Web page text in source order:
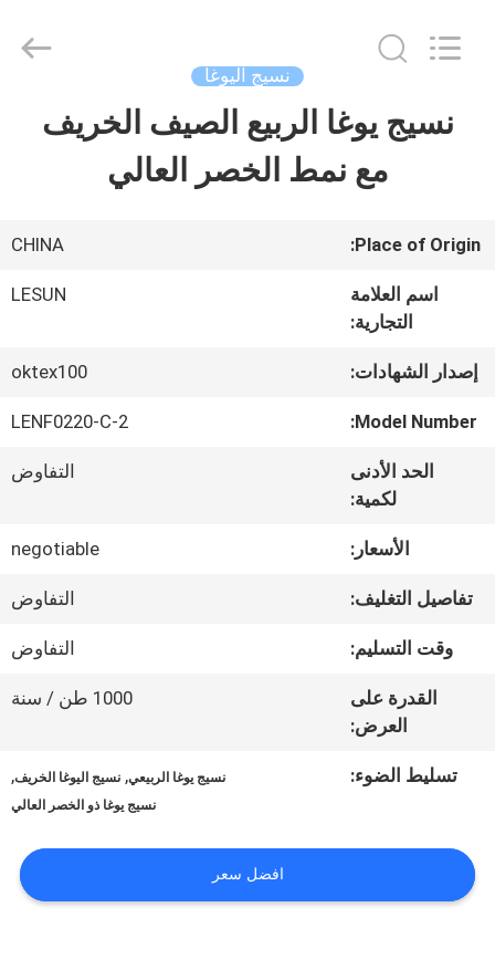
الصفحة
الرئيسية
منتجات
معلومات
عنا
جولة
المعمل
مراقبة
الجودة
اتصل
أخبار
نسيج اليوغا
نسيج يوغا الربيع الصيف الخريف
مع نمط الخصر العالي
Place of Origin:
CHINA
اسم العلامة
التجارية:
LESUN
إصدار الشهادات: oktex100
Model Number:
LENF0220-C-2
الحد الأدنى
لكمية:
التفاوض
الأسعار: negotiable
تفاصيل التغليف: التفاوض
وقت التسليم: التفاوض
القدرة على
العرض:
1000 طن / سنة
تسليط الضوء: نسيج يوغا الربيعي, نسيج اليوغا الخريف,
نسيج يوغا ذو الخصر العالي
افضل سعر